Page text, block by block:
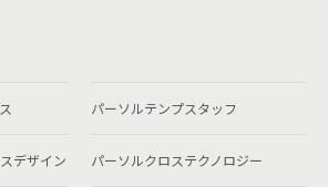
パーソルテンプスタッフ
デザイン パーソルクロステクノロジー